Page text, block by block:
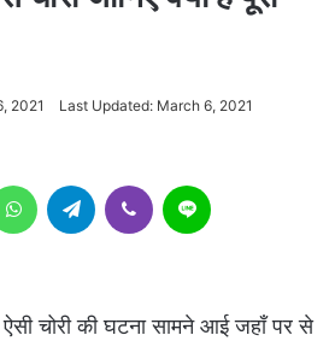
2021 Last Updated: March 6, 2021
WhatsAppTelegram Viber
चोरी की घटना सामने आई जहाँ पर से